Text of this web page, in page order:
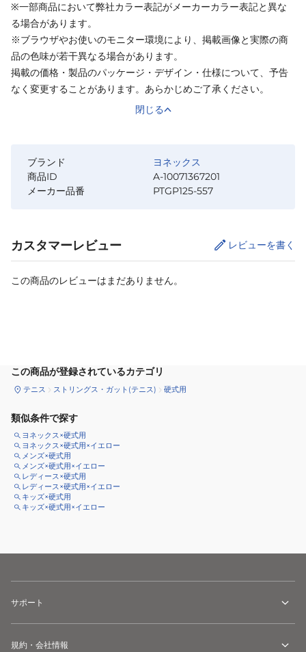
※一部商品において弊社カラー表記がメーカーカラー表記と異な
る場合があります。
※ブラウザやお使いのモニター環境により、掲載画像と実際の商
品の色味が若干異なる場合があります。
掲載の価格・製品のパッケージ・デザイン・仕様について、予告
なく変更することがあります。あらかじめご了承ください。
閉じる
ブランド
ヨネックス
商品ID
A-10071367201
メーカー品番
PTGP125-557
カスタマーレビュー レビューを書く
この商品のレビューはまだありません。
この商品が登録されているカテゴリ
テニス ストリングス・ガット(テニス) 硬式用
類似条件で探す
ヨネックス×硬式用
ヨネックス×硬式用×イエロー
メンズ×硬式用
メンズ×硬式用×イエロー
レディース×硬式用
レディース×硬式用×イエロー
キッズ×硬式用
キッズ×硬式用×イエロー
サポート
規約・会社情報